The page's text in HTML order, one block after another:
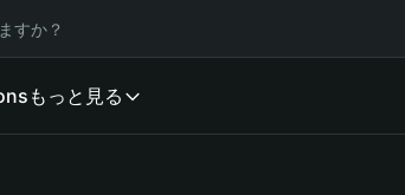
すか？
もっと見る